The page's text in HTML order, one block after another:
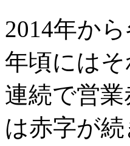
2014年か
年頃には
連続で営
は赤字が